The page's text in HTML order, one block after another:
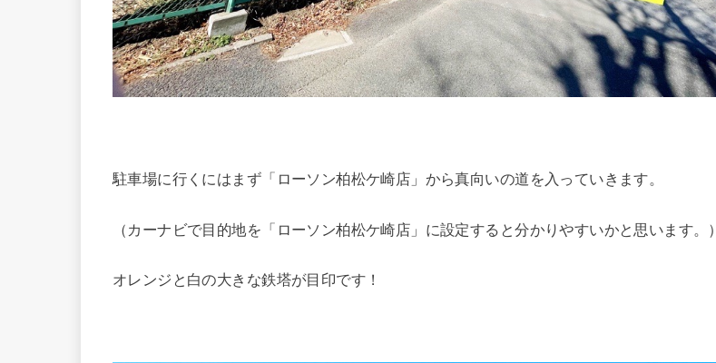
駐車場に行くにはまず「ローソン柏松ケ崎店」から真向いの道を入っていきます。
（カーナビで目的地を「ローソン柏松ケ崎店」に設定すると分かりやすいかと思います。）
オレンジと白の大きな鉄塔が目印です！